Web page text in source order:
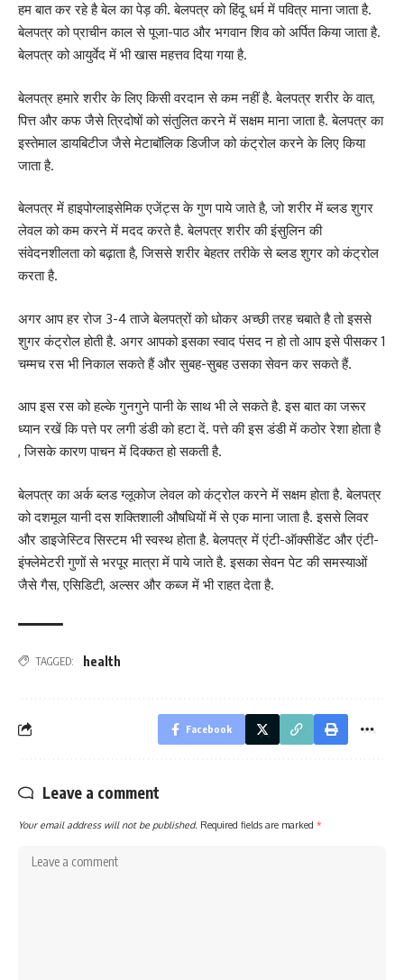
हम बात कर रहे है बेल का पेड़ की. बेलपत्र को हिंदू धर्म में पवित्र माना जाता है.
बेलपत्र को प्राचीन काल से पूजा-पाठ और भगवान शिव को अर्पित किया जाता है.
बेलपत्र को आयुर्वेद में भी खास महत्तव दिया गया है.
बेलपत्र हमारे शरीर के लिए किसी वरदान से कम नहीं है. बेलपत्र शरीर के वात,
पित्त और कफ जैसे त्रिदोषों को संतुलित करने में सक्षम माना जाता है. बेलपत्र का
इस्तेमाल डायबिटीज जैसे मेटाबॉलिक डिजीज को कंट्रोल करने के लिए किया
जाता है.
बेलपत्र में हाइपोग्लाइसेमिक एजेंट्स के गुण पाये जाते है, जो शरीर में ब्लड शुगर
लेवल को कम करने में मदद करते है. बेलपत्र शरीर की इंसुलिन की
संवेदनशीलता को बढ़ाता है, जिससे शरीर बेहतर तरीके से ब्लड शुगर को कंट्रोल
करता है.
अगर आप हर रोज 3-4 ताजे बेलपत्रों को धोकर अच्छी तरह चबाते है तो इससे
शुगर कंट्रोल होती है. अगर आपको इसका स्वाद पंसद न हो तो आप इसे पीसकर 1
चम्मच रस भी निकाल सकते हैं और सुबह-सुबह उसका सेवन कर सकते हैं.
आप इस रस को हल्के गुनगुने पानी के साथ भी ले सकते है. इस बात का जरूर
ध्यान रखें कि पत्ते पर लगी डंडी को हटा दें. पत्ते की इस डंडी में कठोर रेशा होता है
, जिसके कारण पाचन में दिक्कत हो सकती है.
बेलपत्र का अर्क ब्लड ग्लूकोज लेवल को कंट्रोल करने में सक्षम होता है. बेलपत्र
को दशमूल यानी दस शक्तिशाली औषधियों में से एक माना जाता है. इससे लिवर
और डाइजेस्टिव सिस्टम भी स्वस्थ होता है. बेलपत्र में एंटी-ऑक्सीडेंट और एंटी-
इंफ्लेमेटरी गुणों से भरपूर मात्रा में पाये जाते है. इसका सेवन पेट की समस्याओं
जैसे गैस, एसिडिटी, अल्सर और कब्ज में भी राहत देता है.
TAGGED: health
Facebook
Leave a comment
Your email address will not be published. Required fields are marked *